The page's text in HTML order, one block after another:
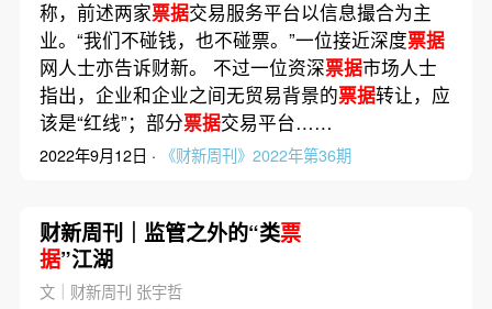
称，前述两家票据交易服务平台以信息撮合为主
业。“我们不碰钱，也不碰票。”一位接近深度票据
网人士亦告诉财新。 不过一位资深票据市场人士
指出，企业和企业之间无贸易背景的票据转让，应
该是“红线”；部分票据交易平台……
2022年9月12日 · 《财新周刊》2022年第36期
财新周刊｜监管之外的“类票
据”江湖
文｜财新周刊 张宇哲